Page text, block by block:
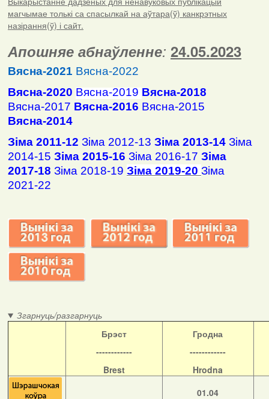
магчымае толькі са спасылкай на аўтара(ў) канкрэтных
назірання(ў) і сайт.
Апошняе абнаўленне: 24.05.2023
Вясна-2021 Вясна-2022
Вясна-2020 Вясна-2019 Вясна-2018
Вясна-2017 Вясна-2016 Вясна-2015
Вясна-2014
Зіма 2011-12 Зіма 2012-13 Зіма 2013-14 Зіма
2014-15 Зіма 2015-16 Зіма 2016-17 Зіма
2017-18 Зіма 2018-19 Зіма 2019-20 Зіма
2021-22
Згарнуць/разгарнуць
Брэст
------------
Brest
Гродна
------------
Hrodna
01.04